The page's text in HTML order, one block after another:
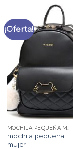
¡Oferta!
mochila pequeña
mujer